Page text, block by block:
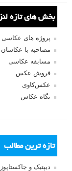
بخش های تازه
پروژه های عکاسی
مصاحبه با عکاسان
مسابقه عکاسی
فروش عکس
عکس‌کاوی
نگاه عکاس
تازه ترین مطالب
دیپتیک و